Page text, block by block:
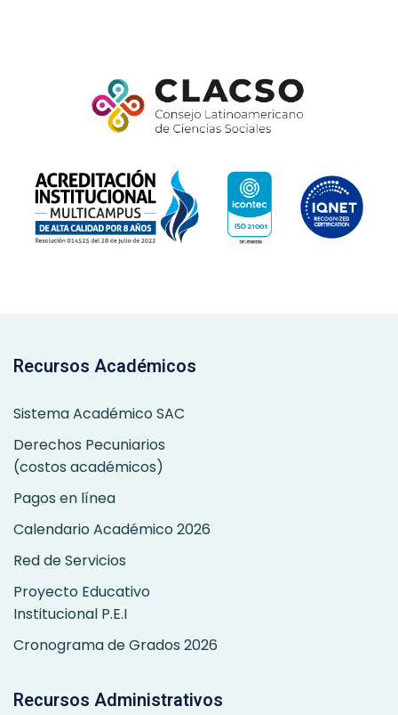
Recursos Académicos
Sistema Académico SAC
Derechos Pecuniarios
(costos académicos)
Pagos en línea
Calendario Académico 2026
Red de Servicios
Proyecto Educativo
Institucional P.E.I
Cronograma de Grados 2026
Recursos Administrativos